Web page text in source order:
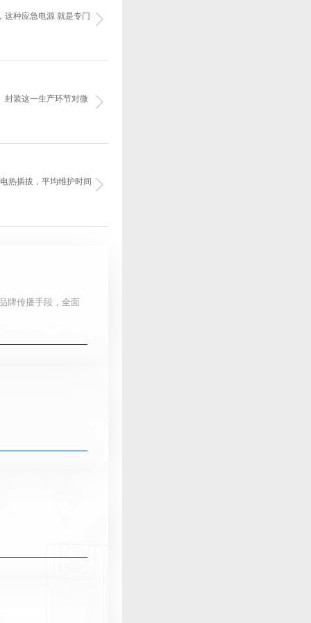
这种应急电源 就是专门
封装这一生产环节对微
热插拔，平均维护时间
牌传播手段，全面